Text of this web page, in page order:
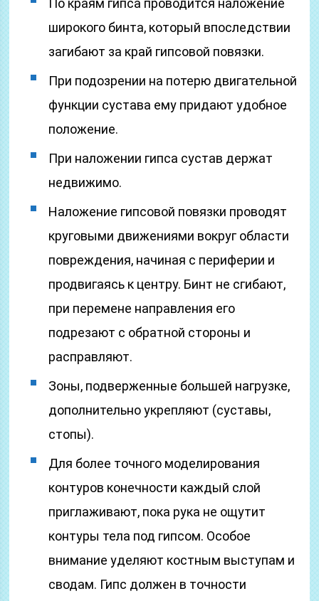
По краям гипса проводится наложение
широкого бинта, который впоследствии
загибают за край гипсовой повязки.
При подозрении на потерю двигательной
функции сустава ему придают удобное
положение.
При наложении гипса сустав держат
недвижимо.
Наложение гипсовой повязки проводят
круговыми движениями вокруг области
повреждения, начиная с периферии и
продвигаясь к центру. Бинт не сгибают,
при перемене направления его
подрезают с обратной стороны и
расправляют.
Зоны, подверженные большей нагрузке,
дополнительно укрепляют (суставы,
стопы).
Для более точного моделирования
контуров конечности каждый слой
приглаживают, пока рука не ощутит
контуры тела под гипсом. Особое
внимание уделяют костным выступам и
сводам. Гипс должен в точности